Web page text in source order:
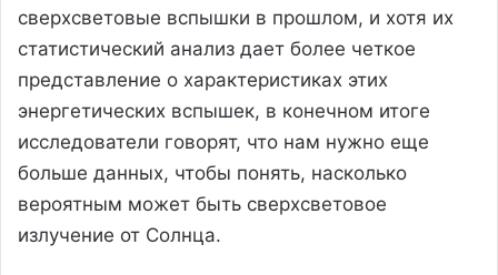
сверхсветовые вспышки в прошлом, и хотя их
статистический анализ дает более четкое
представление о характеристиках этих
энергетических вспышек, в конечном итоге
исследователи говорят, что нам нужно еще
больше данных, чтобы понять, насколько
вероятным может быть сверхсветовое
излучение от Солнца.